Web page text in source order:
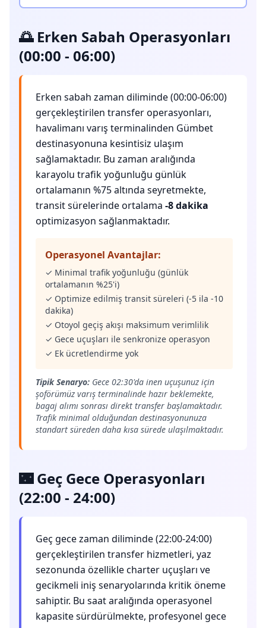
🌅 Erken Sabah Operasyonları
(00:00 - 06:00)
Erken sabah zaman diliminde (00:00-06:00)
gerçekleştirilen transfer operasyonları,
havalimanı varış terminalinden Gümbet
destinasyonuna kesintisiz ulaşım
sağlamaktadır. Bu zaman aralığında
karayolu trafik yoğunluğu günlük
ortalamanın %75 altında seyretmekte,
transit sürelerinde ortalama -8 dakika
optimizasyon sağlanmaktadır.
Operasyonel Avantajlar:
✓ Minimal trafik yoğunluğu (günlük
ortalamanın %25'i)
✓ Optimize edilmiş transit süreleri (-5 ila -10
dakika)
✓ Otoyol geçiş akışı maksimum verimlilik
✓ Gece uçuşları ile senkronize operasyon
✓ Ek ücretlendirme yok
Tipik Senaryo: Gece 02:30'da inen uçuşunuz için
şoförümüz varış terminalinde hazır beklemekte,
bagaj alımı sonrası direkt transfer başlamaktadır.
Trafik minimal olduğundan destinasyonunuza
standart süreden daha kısa sürede ulaşılmaktadır.
🌃 Geç Gece Operasyonları
(22:00 - 24:00)
Geç gece zaman diliminde (22:00-24:00)
gerçekleştirilen transfer hizmetleri, yaz
sezonunda özellikle charter uçuşları ve
gecikmeli iniş senaryolarında kritik öneme
sahiptir. Bu saat aralığında operasyonel
kapasite sürdürülmekte, profesyonel gece